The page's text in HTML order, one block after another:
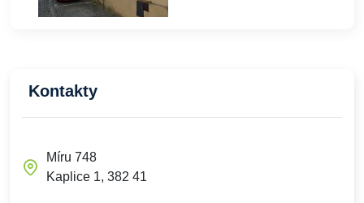
Kontakty
Míru 748
Kaplice 1, 382 41